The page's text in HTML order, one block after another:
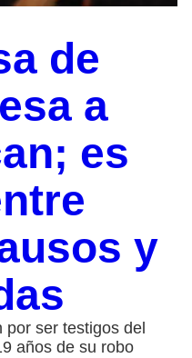
de
a
es
y
ser testigos del
años de su robo